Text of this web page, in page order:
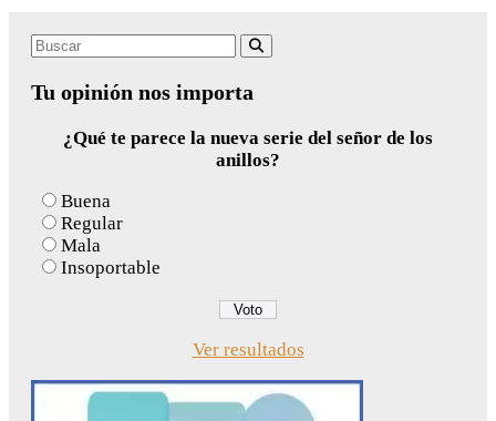
Search
Tu opinión nos importa
¿Qué te parece la nueva serie del señor de los
anillos?
Buena
Regular
Mala
Insoportable
Ver resultados